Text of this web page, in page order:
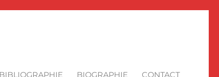
BIOGRAPHIE CONTACT